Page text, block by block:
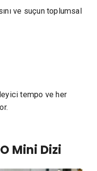
ve suçun toplumsal
tempo ve her
Mini Dizi